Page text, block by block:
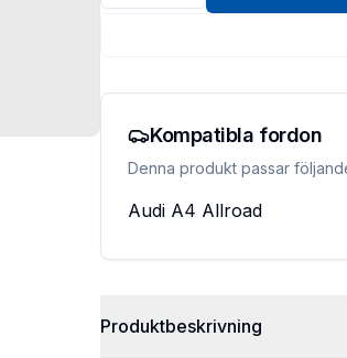
Kompatibla fordon
Denna produkt passar
Audi A4 Allroad
Produktbeskrivning